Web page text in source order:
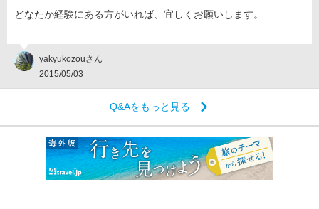
どなたか経験にある方がいれば、宜しくお願いします。
yakyukozouさん
2015/05/03
Q&Aをもっと見る